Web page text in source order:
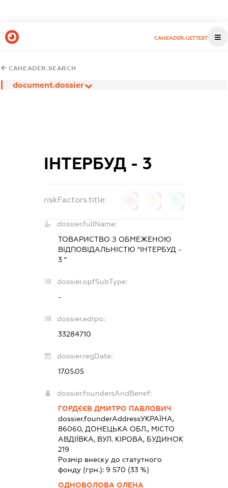
CAHEADER.GETTEST
CAHEADER.SEARCH
document.dossier
ІНТЕРБУД - 3
riskFactors.title
dossier.fullName:
ТОВАРИСТВО З ОБМЕЖЕНОЮ
ВІДПОВІДАЛЬНІСТЮ "ІНТЕРБУД -
3 "
dossier.opfSubType:
-
dossier.edrpo:
33284710
dossier.regDate:
17.05.05
dossier.foundersAndBenef:
ГОРДЄЄВ ДМИТРО ПАВЛОВИЧ
dossier.founderAddressУКРАЇНА,
86060, ДОНЕЦЬКА ОБЛ., МІСТО
АВДІЇВКА, ВУЛ. КІРОВА, БУДИНОК
219
Розмір внеску до статутного
фонду (грн.): 9 570 (33 %)
ОДНОВОЛОВА ОЛЕНА